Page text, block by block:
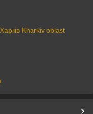
Kharkiv oblast